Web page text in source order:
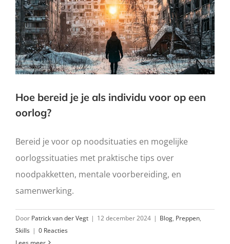
Hoe bereid je je als individu voor op een
oorlog?
Bereid je voor op noodsituaties en mogelijke
oorlogssituaties met praktische tips over
noodpakketten, mentale voorbereiding, en
samenwerking.
Door Patrick van der Vegt | 12 december 2024 | Blog, Preppen,
Skills | 0 Reacties